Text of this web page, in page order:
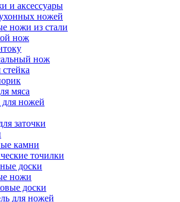
и аксессуары
ножей
ножи из стали
нож
нож
мяса
для ножей
заточки
камни
точилки
доски
ножи
доски
для ножей